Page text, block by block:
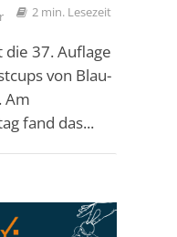
2 min. Lesezeit
die 37. Auflage
von Blau-
Am
fand das...